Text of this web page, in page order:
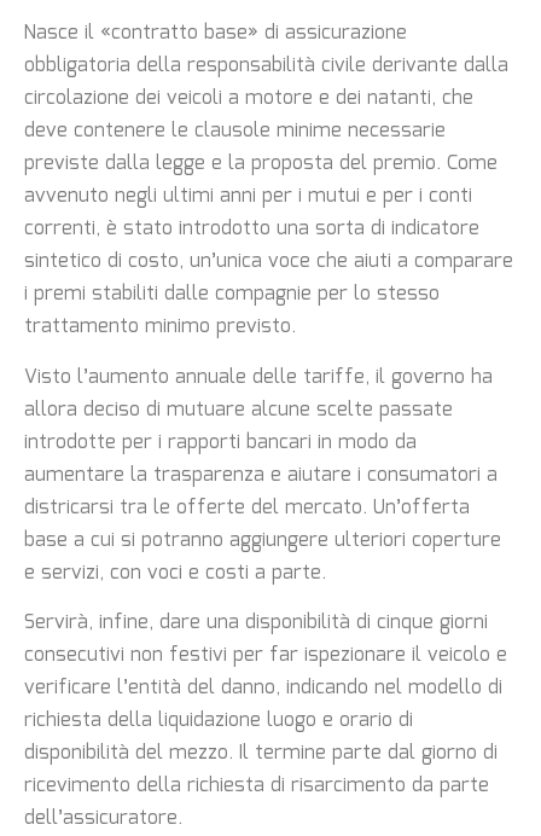
Nasce il «contratto base» di assicurazione
obbligatoria della responsabilità civile derivante dalla
circolazione dei veicoli a motore e dei natanti, che
deve contenere le clausole minime necessarie
previste dalla legge e la proposta del premio. Come
avvenuto negli ultimi anni per i mutui e per i conti
correnti, è stato introdotto una sorta di indicatore
sintetico di costo, un’unica voce che aiuti a comparare
i premi stabiliti dalle compagnie per lo stesso
trattamento minimo previsto.
Visto l’aumento annuale delle tariffe, il governo ha
allora deciso di mutuare alcune scelte passate
introdotte per i rapporti bancari in modo da
aumentare la trasparenza e aiutare i consumatori a
districarsi tra le offerte del mercato. Un’offerta
base a cui si potranno aggiungere ulteriori coperture
e servizi, con voci e costi a parte.
Servirà, infine, dare una disponibilità di cinque giorni
consecutivi non festivi per far ispezionare il veicolo e
verificare l’entità del danno, indicando nel modello di
richiesta della liquidazione luogo e orario di
disponibilità del mezzo. Il termine parte dal giorno di
ricevimento della richiesta di risarcimento da parte
dell’assicuratore.